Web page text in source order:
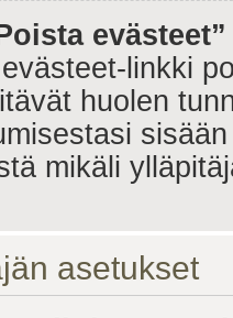
linkki
huolen
mikäli
asetukset